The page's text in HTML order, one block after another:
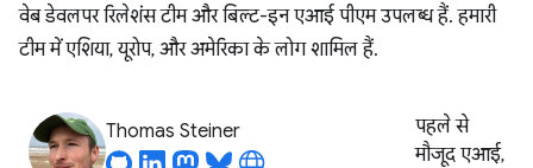
वेब डेवलपर रिलेशंस टीम और बिल्ट-इन एआई पीएम उपलब्ध हैं. हमारी
टीम में एशिया, यूरोप, और अमेरिका के लोग शामिल हैं.
Thomas Steiner
पहले से
मौजूद एआई,